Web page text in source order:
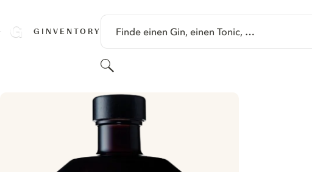
GINVENTORY Finde einen Gin, einen Tonic, …
Suchen